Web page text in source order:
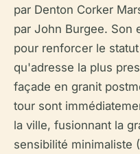
par Denton Corker
par John Burgee. Son
pour renforcer le
qu'adresse la plus
façade en granit
tour sont
la ville, fusionnant la
sensibilité minimaliste (